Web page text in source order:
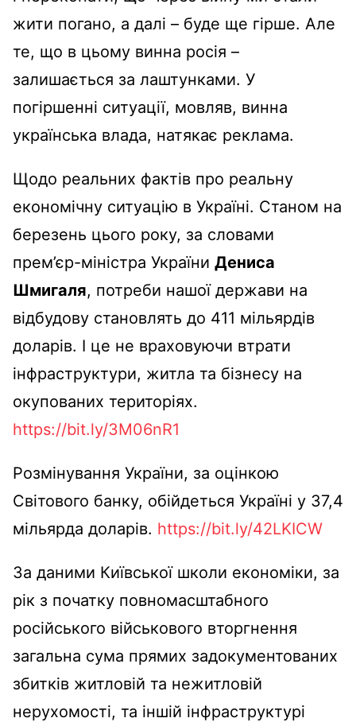
жити погано, а далі – буде ще гірше. Але
те, що в цьому винна росія –
залишається за лаштунками. У
погіршенні ситуації, мовляв, винна
українська влада, натякає реклама.
Щодо реальних фактів про реальну
економічну ситуацію в Україні. Станом на
березень цього року, за словами
прем’єр-міністра України Дениса
Шмигаля, потреби нашої держави на
відбудову становлять до 411 мільярдів
доларів. І це не враховуючи втрати
інфраструктури, житла та бізнесу на
окупованих територіях.
https://bit.ly/3M06nR1
Розмінування України, за оцінкою
Світового банку, обійдеться Україні у 37,4
мільярда доларів. https://bit.ly/42LKICW
За даними Київської школи економіки, за
рік з початку повномасштабного
російського військового вторгнення
загальна сума прямих задокументованих
збитків житловій та нежитловій
нерухомості, та іншій інфраструктурі